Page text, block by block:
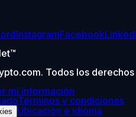
InstagramFacebook
Todos los derechos
mi información
Términos y condiciones
Ubicación e idioma